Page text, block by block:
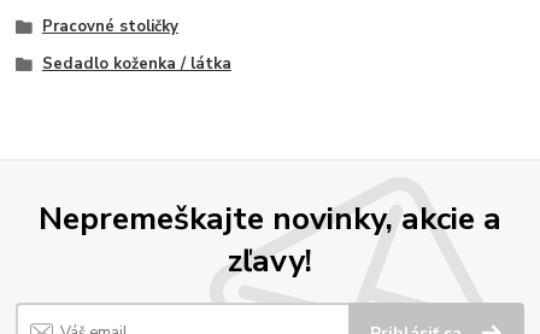
Pracovné stoličky
Sedadlo koženka / látka
Nepremeškajte novinky, akcie a
zľavy!